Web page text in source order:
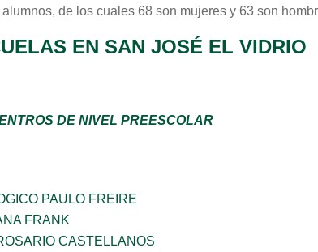
de los cuales 68 son mujeres y 63 son
EN SAN JOSÉ EL VIDRIO
DE NIVEL PREESCOLAR
PAULO FREIRE
FRANK
CASTELLANOS